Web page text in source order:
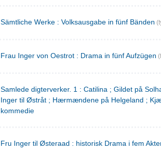
Sämtliche Werke : Volksausgabe in fünf Bänden
Frau Inger von Oestrot : Drama in fünf Aufzügen
Samlede digterverker. 1 : Catilina ; Gildet på
Inger til Østråt ; Hærmændene på Helgeland ;
kommedie
Fru Inger til Østeraad : historisk Drama i fem